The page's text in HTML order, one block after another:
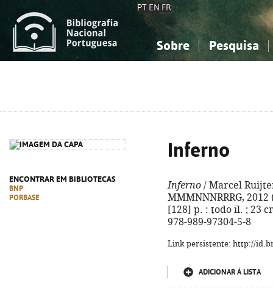
PT EN FR
Sobre Pesquisa
ENCONTRAR EM BIBLIOTECAS
BNP
PORBASE
Inferno
Inferno / Marcel
MMMNNNRRRG,
[128] p. : todo il. ; 23
978-989-97304-5-8
Link persistente: http://
ADICIONAR À LISTA